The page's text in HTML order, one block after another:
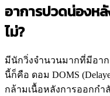
อาการปวดน่องห
ไม่?
มีนักวิ่งจำนวนมากที่มีอาก
นี้ก็คือ ดอม DOMS
กล้ามเนื้อหลังการออกกำ